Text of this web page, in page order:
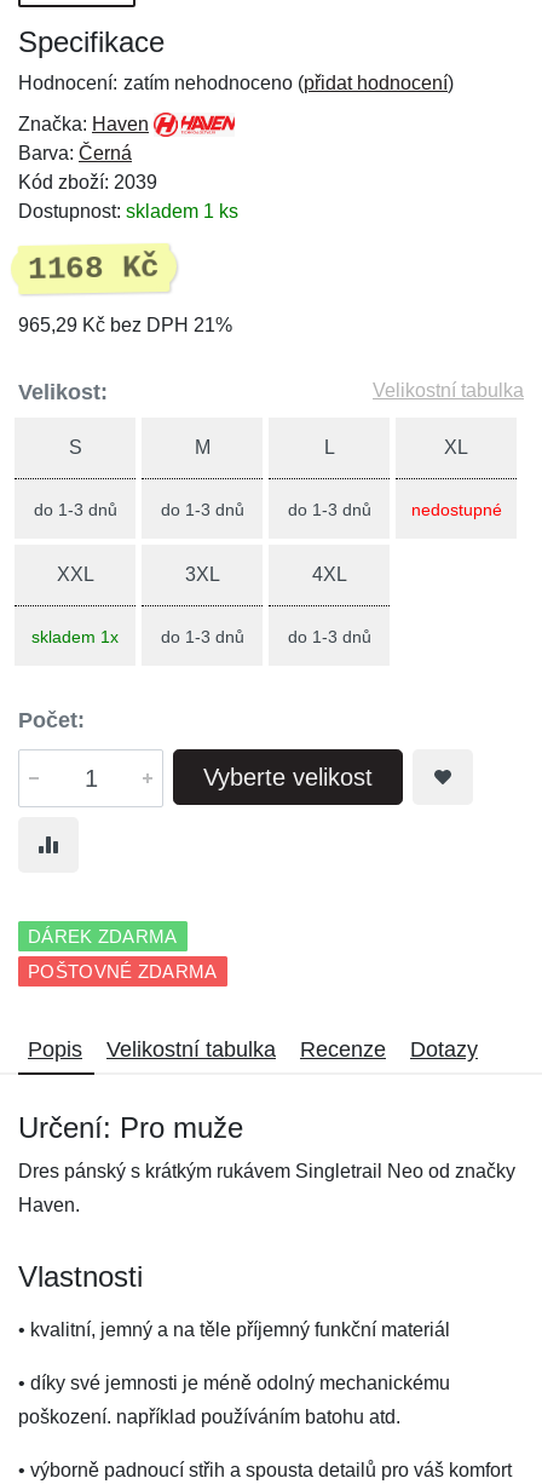
Specifikace
Hodnocení: zatím nehodnoceno (přidat hodnocení)
Značka: Haven
Barva: Černá
Kód zboží: 2039
Dostupnost: skladem 1 ks
1168 Kč
965,29 Kč bez DPH 21%
Velikost: Velikostní tabulka
S
do 1-3 dnů
M
do 1-3 dnů
L
do 1-3 dnů
XL
nedostupné
XXL
skladem 1x
3XL
do 1-3 dnů
4XL
do 1-3 dnů
Počet:
Vyberte velikost
DÁREK ZDARMA
POŠTOVNÉ ZDARMA
Popis Velikostní tabulka Recenze Dotazy
Určení: Pro muže
Dres pánský s krátkým rukávem Singletrail Neo od značky
Haven.
Vlastnosti
• kvalitní, jemný a na těle příjemný funkční materiál
• díky své jemnosti je méně odolný mechanickému
poškození. například používáním batohu atd.
• výborně padnoucí střih a spousta detailů pro váš komfort